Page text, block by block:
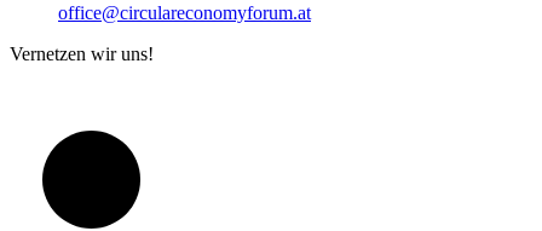
office@circulareconomyforum.at
Vernetzen wir uns!